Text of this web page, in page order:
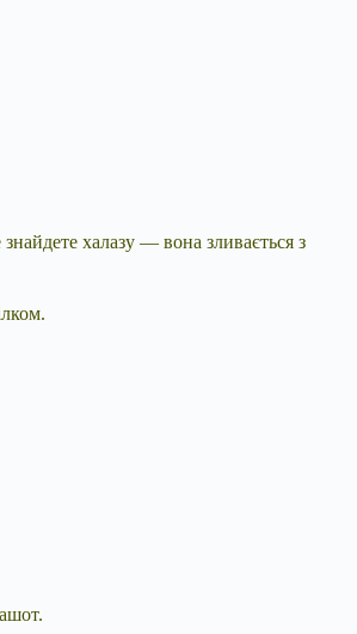
халазу — вона зливається з